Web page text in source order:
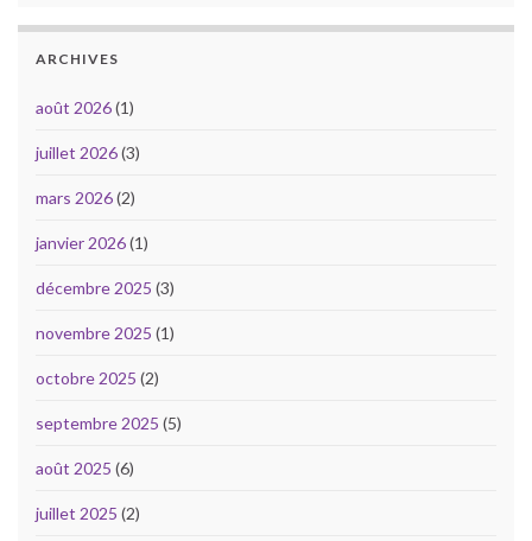
ARCHIVES
août 2026(1)
juillet 2026(3)
mars 2026(2)
janvier 2026(1)
décembre 2025 (3)
novembre 2025 (1)
octobre 2025 (2)
septembre 2025 (5)
août 2025 (6)
juillet 2025 (2)